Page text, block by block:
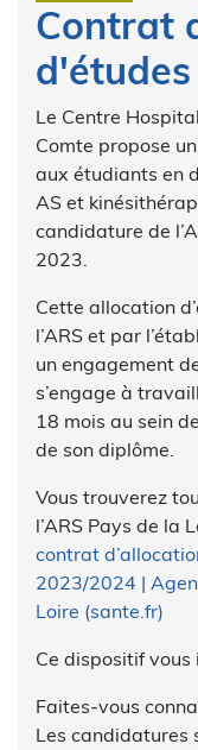
Contrat
d'études
Le Centre
Comte propose
aux étudiants en
AS et
candidature de
2023.
Cette allocation
l’ARS et par
un engagement
s’engage à
18 mois au sein
de son diplôme.
Vous trouverez
l’ARS Pays de la
contrat
2023/2024 |
Loire (sante.fr)
Ce dispositif vous
Faites-vous
Les candidatures